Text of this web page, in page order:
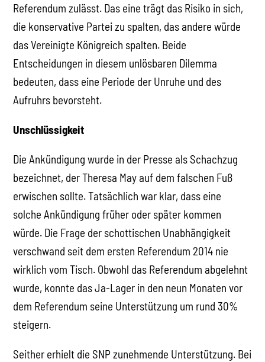
Referendum zulässt. Das eine trägt das Risiko in sich,
die konservative Partei zu spalten, das andere würde
das Vereinigte Königreich spalten. Beide
Entscheidungen in diesem unlösbaren Dilemma
bedeuten, dass eine Periode der Unruhe und des
Aufruhrs bevorsteht.
Unschlüssigkeit
Die Ankündigung wurde in der Presse als Schachzug
bezeichnet, der Theresa May auf dem falschen Fuß
erwischen sollte. Tatsächlich war klar, dass eine
solche Ankündigung früher oder später kommen
würde. Die Frage der schottischen Unabhängigkeit
verschwand seit dem ersten Referendum 2014 nie
wirklich vom Tisch. Obwohl das Referendum abgelehnt
wurde, konnte das Ja-Lager in den neun Monaten vor
dem Referendum seine Unterstützung um rund 30%
steigern.
Seither erhielt die SNP zunehmende Unterstützung. Bei